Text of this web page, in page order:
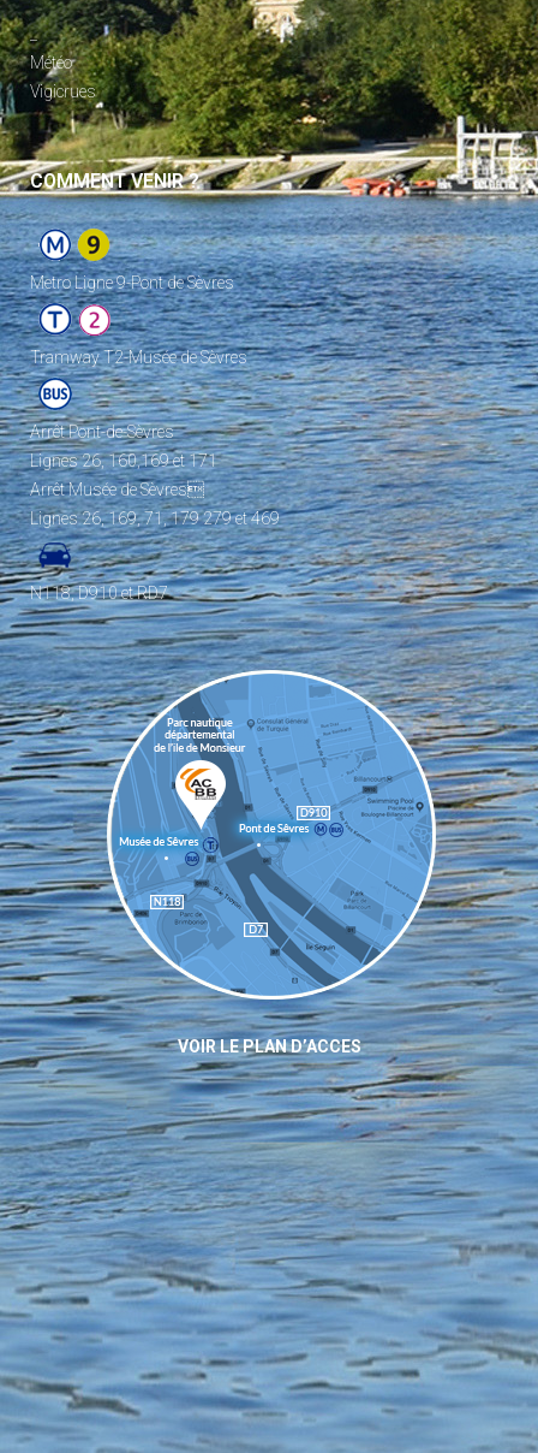
_
Météo
Vigicrues
COMMENT VENIR ?
Metro Ligne 9-Pont de Sèvres
Tramway T2-Musée de Sèvres
Arrêt Pont-de-Sèvres
Lignes 26, 160,169 et 171
Arrêt Musée de Sèvres
Lignes 26, 169, 71, 179 279 et 469
N118, D910 et RD7
VOIR LE PLAN D’ACCES